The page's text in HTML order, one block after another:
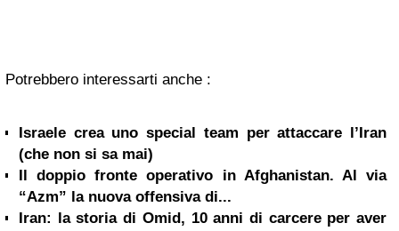
Potrebbero interessarti anche :
Israele crea uno special team per attaccare l’Iran
(che non si sa mai)
Il doppio fronte operativo in Afghanistan. Al via
“Azm” la nuova offensiva di...
Iran: la storia di Omid, 10 anni di carcere per aver